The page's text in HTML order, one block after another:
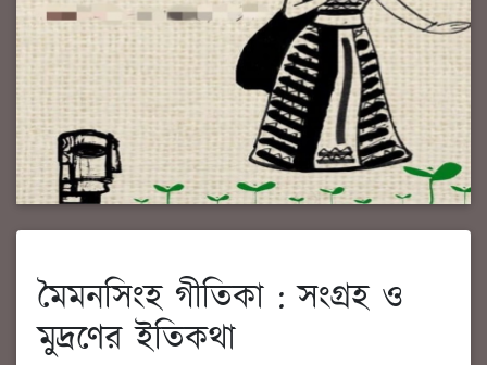
মৈমনসিংহ গীতিকা : সংগ্রহ ও
মুদ্রণের ইতিকথা